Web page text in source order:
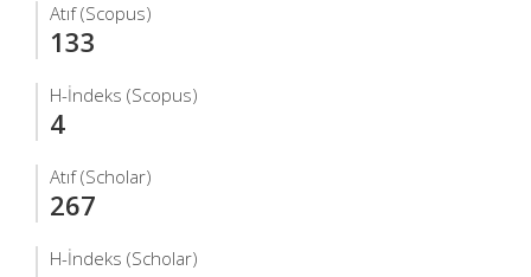
Atıf (Scopus)
133
H-İndeks (Scopus)
4
Atıf (Scholar)
267
H-İndeks (Scholar)